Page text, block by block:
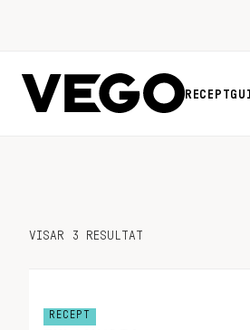
RECEPT
VISAR 3 RESULTAT
RECEPT